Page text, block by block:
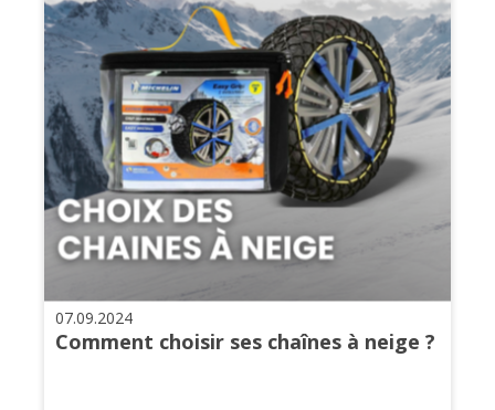
07.09.2024
Comment choisir ses chaînes à neige ?